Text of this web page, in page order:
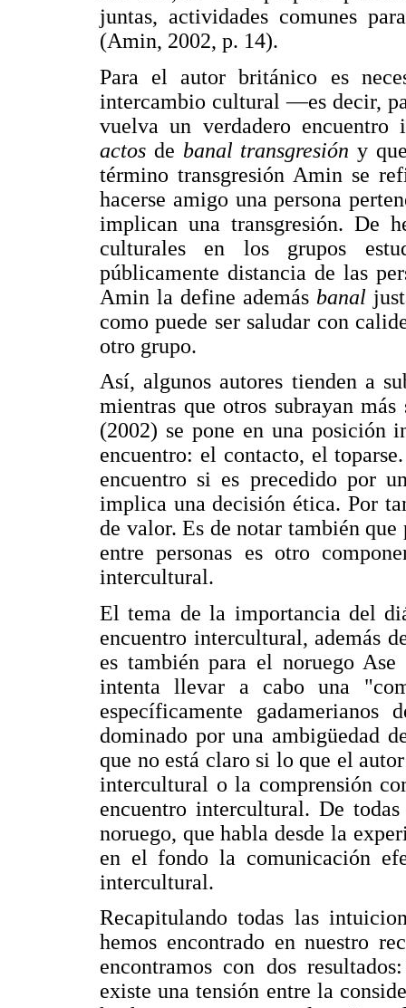
juntas, actividades comunes
(Amin, 2002, p. 14).
Para el autor británico es
intercambio cultural —es decir,
vuelva un verdadero
actos de banal transgresión y
término transgresión Amin se
hacerse amigo una persona
implican una transgresión. De
culturales en los grupos
públicamente distancia de las
Amin la define además banal
como puede ser saludar con
otro grupo.
Así, algunos autores tienden a
mientras que otros subrayan
(2002) se pone en una posición
encuentro: el contacto, el
encuentro si es precedido por
implica una decisión ética. Por
de valor. Es de notar también
entre personas es otro
intercultural.
El tema de la importancia del
encuentro intercultural, además
es también para el noruego
intenta llevar a cabo una
específicamente
dominado por una ambigüedad
que no está claro si lo que el
intercultural o la comprensión
encuentro intercultural. De
noruego, que habla desde la
en el fondo la comunicación
intercultural.
Recapitulando todas las
hemos encontrado en nuestro
encontramos con dos
existe una tensión entre la